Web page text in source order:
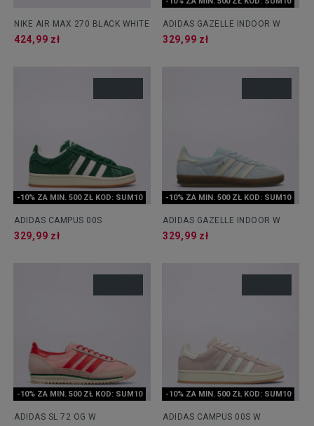
NIKE AIR MAX 270 BLACK WHITE
424,99 zł
ADIDAS GAZELLE INDOOR W
329,99 zł
-10% ZA MIN. 500 ZŁ KOD: SUM10
ADIDAS CAMPUS 00S
329,99 zł
-10% ZA MIN. 500 ZŁ KOD: SUM10
ADIDAS GAZELLE INDOOR W
329,99 zł
-10% ZA MIN. 500 ZŁ KOD: SUM10
ADIDAS SL 72 OG W
-10% ZA MIN. 500 ZŁ KOD: SUM10
ADIDAS CAMPUS 00S W